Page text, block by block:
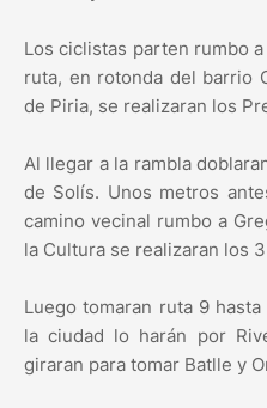
Los ciclistas parten rumbo
ruta, en rotonda del barrio
de Piria, se realizaran los
Al llegar a la rambla
de Solís. Unos metros
camino vecinal rumbo a
la Cultura se realizaran los
Luego tomaran ruta 9
la ciudad lo harán por
giraran para tomar Batlle y